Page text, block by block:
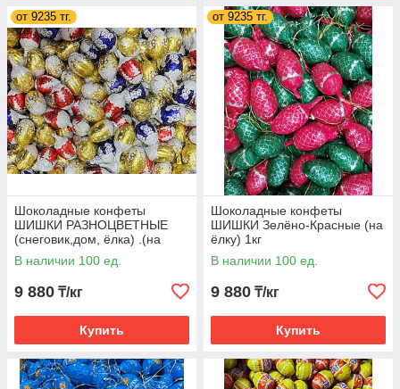
от 9235 тг.
Шоколадные конфеты
ШИШКИ РАЗНОЦВЕТНЫЕ
(снеговик,дом, ёлка) .(на
ёлку) 1кг
В наличии 100 ед.
9 880 ₸/кг
Купить
от 9235 тг.
Шоколадные конфеты
ШИШКИ Зелёно-Красные (на
ёлку) 1кг
В наличии 100 ед.
9 880 ₸/кг
Купить